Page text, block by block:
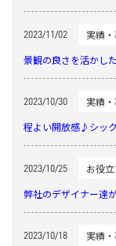
2023/11/02
実績
景観の良さを活かし
2023/10/30
実績
程よい開放感♪シッ
2023/10/25
お役
弊社のデザイナー達
2023/10/18
実績